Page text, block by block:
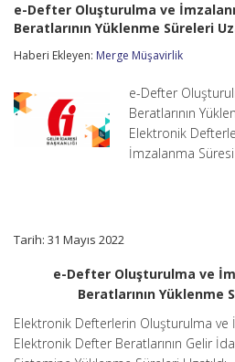
Oluşturulma
ve
Süresi
Beratlarının
Yüklenme
Süreleri
Uzatıldı
e-Defter Oluşturulma ve
Beratlarının Yüklenme Süreleri
Haberi Ekleyen: Merge Müşavirlik
e-Defter
Beratlarının
Elektronik
İmzalanma
Tarih: 31 Mayıs 2022
e-Defter Oluşturulma ve
Beratlarının Yüklenme
Elektronik Defterlerin Oluşturulma ve
Elektronik Defter Beratlarının Gelir